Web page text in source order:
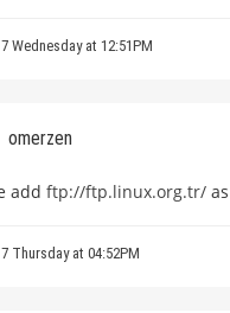
Wednesday at 12:51PM
omerzen
add ftp://ftp.linux.org.tr/
Thursday at 04:52PM